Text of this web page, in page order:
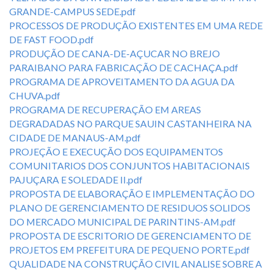
GRANDE-CAMPUS SEDE.pdf
PROCESSOS DE PRODUÇÃO EXISTENTES EM UMA REDE
DE FAST FOOD.pdf
PRODUÇÃO DE CANA-DE-AÇUCAR NO BREJO
PARAIBANO PARA FABRICAÇÃO DE CACHAÇA.pdf
PROGRAMA DE APROVEITAMENTO DA AGUA DA
CHUVA.pdf
PROGRAMA DE RECUPERAÇÃO EM AREAS
DEGRADADAS NO PARQUE SAUIN CASTANHEIRA NA
CIDADE DE MANAUS-AM.pdf
PROJEÇÃO E EXECUÇÃO DOS EQUIPAMENTOS
COMUNITARIOS DOS CONJUNTOS HABITACIONAIS
PAJUÇARA E SOLEDADE II.pdf
PROPOSTA DE ELABORAÇÃO E IMPLEMENTAÇÃO DO
PLANO DE GERENCIAMENTO DE RESIDUOS SOLIDOS
DO MERCADO MUNICIPAL DE PARINTINS-AM.pdf
PROPOSTA DE ESCRITORIO DE GERENCIAMENTO DE
PROJETOS EM PREFEITURA DE PEQUENO PORTE.pdf
QUALIDADE NA CONSTRUÇÃO CIVIL ANALISE SOBRE A